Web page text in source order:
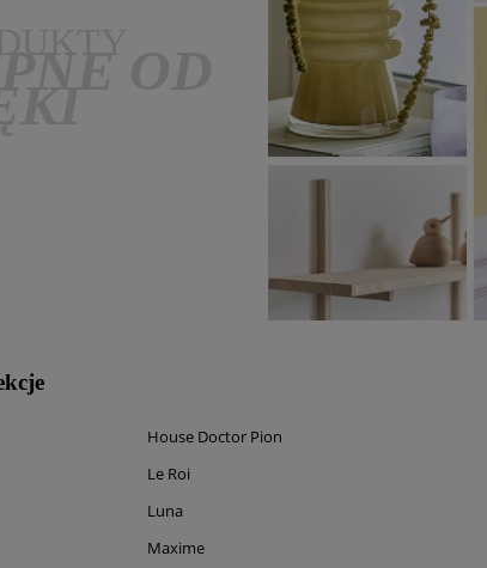
House Doctor Pion
Le Roi
Luna
Maxime